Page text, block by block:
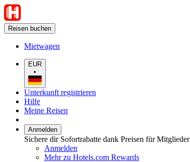
Reisen buchen
Mietwagen
EUR
•
Unterkunft registrieren
Hilfe
Meine Reisen
Anmelden
Sichere dir Sofortrabatte dank Preisen für Mitglieder
Anmelden
Mehr zu Hotels.com Rewards